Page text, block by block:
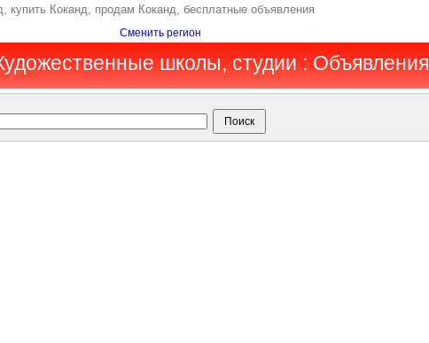
Коканд, продам Коканд, бесплатные объявления
Сменить регион
школы, студии : Объявления